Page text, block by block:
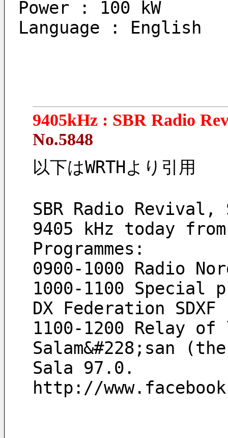
Power : 100 kW
Language : English
9405kHz : SBR Radio
No.5848
以下はWRTHより引用
SBR Radio
9405 kHz today
Programmes:
0900-1000 Radio
1000-1100 Special
DX Federation SDXF
1100-1200 Relay
Salam&#228;san
Sala 97.0.
http://